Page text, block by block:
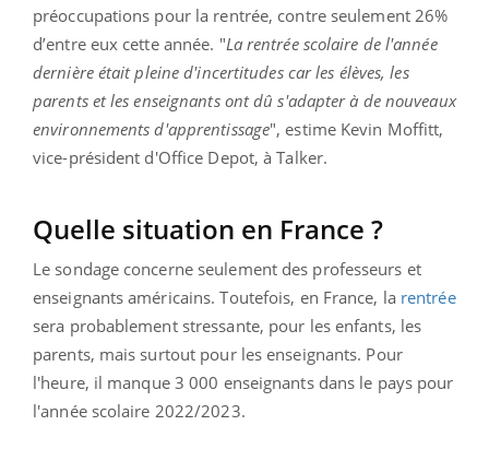
préoccupations pour la rentrée, contre seulement 26%
d’entre eux cette année. "La rentrée scolaire de l'année
dernière était pleine d'incertitudes car les élèves, les
parents et les enseignants ont dû s'adapter à de nouveaux
environnements d'apprentissage", estime Kevin Moffitt,
vice-président d'Office Depot, à Talker.
Quelle situation en France ?
Le sondage concerne seulement des professeurs et
enseignants américains. Toutefois, en France, la rentrée
sera probablement stressante, pour les enfants, les
parents, mais surtout pour les enseignants. Pour
l'heure, il manque 3 000 enseignants dans le pays pour
l'année scolaire 2022/2023.